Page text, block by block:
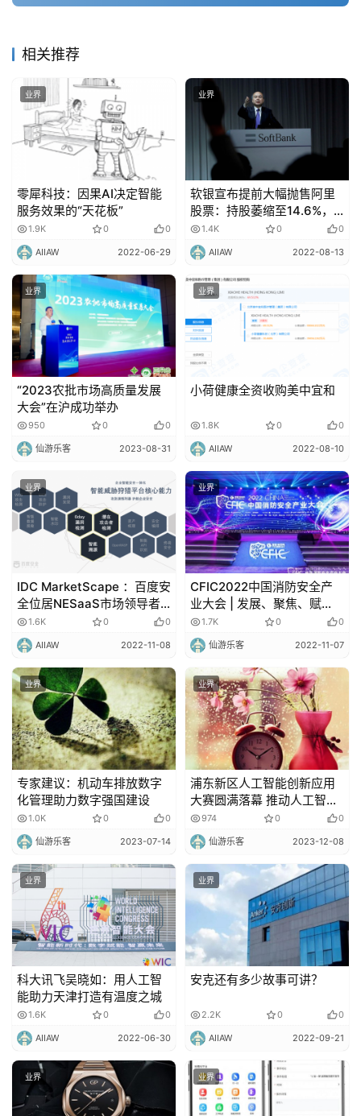
相关推荐
业界
零犀科技：因果AI决定智能
服务效果的“天花板”
1.9K 0 0
AIIAW 2022-06-29
业界
软银宣布提前大幅抛售阿里
股票：持股萎缩至14.6%，
套现2302.9亿
1.4K 0 0
AIIAW 2022-08-13
业界
“2023农批市场高质量发展
大会”在沪成功举办
950 0 0
仙游乐客 2023-08-31
业界
小荷健康全资收购美中宜和
1.8K 0 0
AIIAW 2022-08-10
业界
IDC MarketScape ：百度安
全位居NESaaS市场领导者
位置
1.6K 0 0
AIIAW 2022-11-08
业界
CFIC2022中国消防安全产
业大会 | 发展、聚焦、赋
能，凝聚消防力量，共创行
业未来！
1.7K 0 0
仙游乐客 2022-11-07
业界
专家建议：机动车排放数字
化管理助力数字强国建设
1.0K 0 0
仙游乐客 2023-07-14
业界
浦东新区人工智能创新应用
大赛圆满落幕 推动人工智能
优质项目落户浦东
974 0 0
仙游乐客 2023-12-08
业界
科大讯飞吴晓如：用人工智
能助力天津打造有温度之城
1.6K 0 0
AIIAW 2022-06-30
业界
安克还有多少故事可讲？
2.2K 0 0
AIIAW 2022-09-21
业界 业界